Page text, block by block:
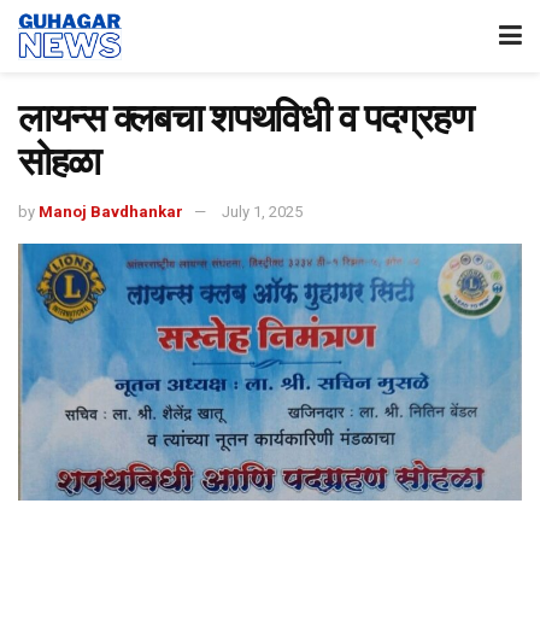
लायन्स क्लबचा शपथविधी व पदग्रहण
सोहळा
by Manoj Bavdhankar July 1, 2025